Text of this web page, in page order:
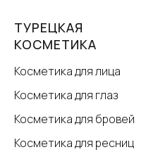
ТУРЕЦКАЯ
КОСМЕТИКА
Косметика для лица
Косметика для глаз
Косметика для бровей
Косметика для ресниц